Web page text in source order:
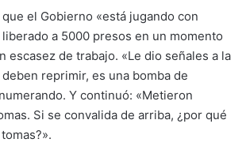
el Gobierno «está jugando con
a 5000 presos en un momento
escasez de trabajo. «Le dio señales a la
reprimir, es una bomba de
Y continuó: «Metieron
Si se convalida de arriba, ¿por qué